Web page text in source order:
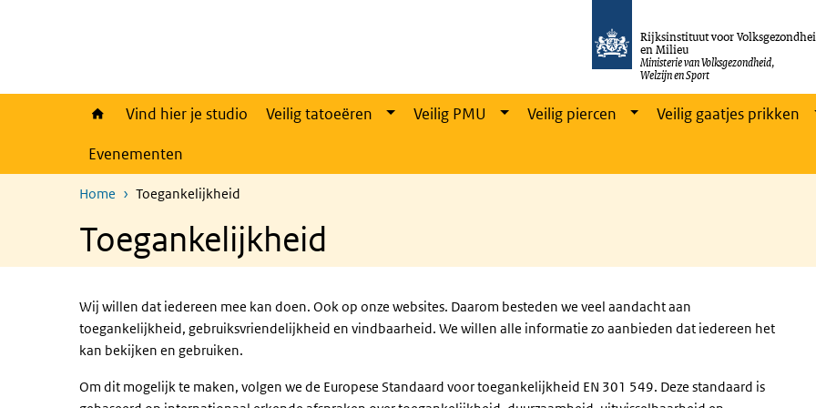
Rijksinstituut voor
en Milieu
Ministerie van Volksgezondheid,
Welzijn en Sport
Vind hier je studio Veilig tatoeëren Veilig PMU Veilig piercen
Veilig gaatjes prikken
Evenementen
Home Toegankelijkheid
Toegankelijkheid
Wij willen dat iedereen mee kan doen. Ook op onze websites. Daarom besteden we veel aandacht aan
toegankelijkheid, gebruiksvriendelijkheid en vindbaarheid. We willen alle informatie zo aanbieden dat iedereen het
kan bekijken en gebruiken.
Om dit mogelijk te maken, volgen we de Europese Standaard voor toegankelijkheid EN 301 549. Deze standaard is